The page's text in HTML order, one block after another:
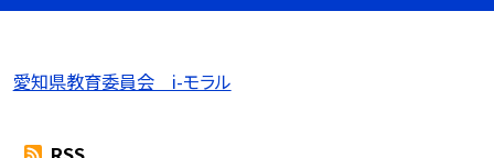
愛知県教育委員会 i-モラル